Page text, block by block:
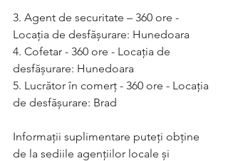
3. Agent de securitate – 360 ore -
Locaţia de desfăşurare: Hunedoara
4. Cofetar - 360 ore - Locaţia de
desfăşurare: Hunedoara
5. Lucrător în comerț - 360 ore - Locaţia
de desfăşurare: Brad
Informaţii suplimentare puteţi obţine
de la sediile agenţiilor locale şi